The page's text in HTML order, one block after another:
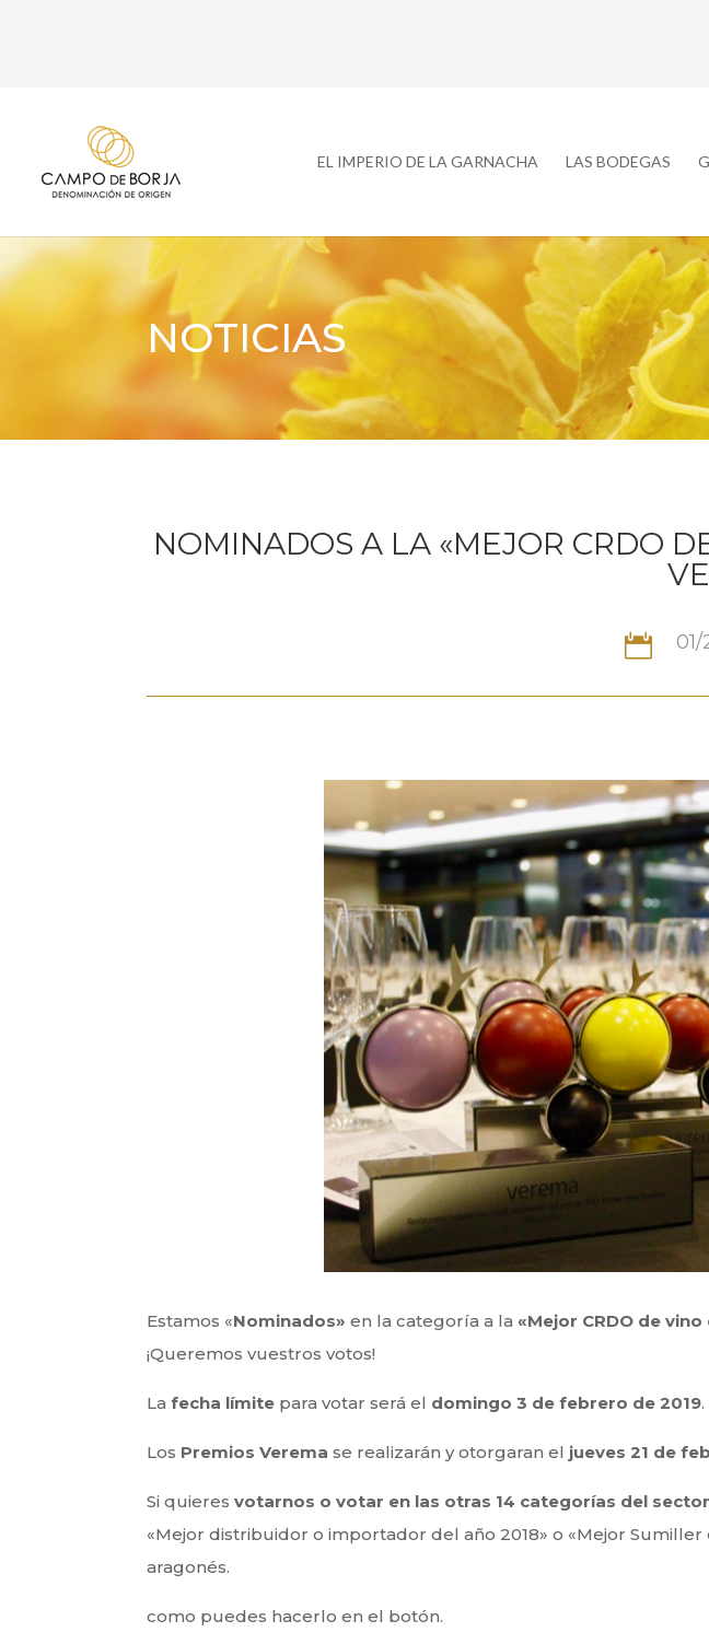
EL IMPERIO DE LA GARNACHA LAS BODEGAS
NOTICIAS
NOMINADOS A LA «MEJOR CRDO

Estamos «Nominados» en la categoría a la «Mejor CRDO de
¡Queremos vuestros votos!
Lafecha límite para votar será el domingo 3 de febrero de 2019.
Los Premios Verema se realizarán y otorgaran el jueves 21 de
Si quieresvotarnos o votar en las otras 14 categorías del
«Mejor distribuidor o importador del año 2018» o «Mejor
aragonés.
como puedes hacerlo en el botón.